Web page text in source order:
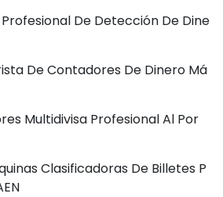
Profesional De Detección De Dine
De Contadores De Dinero Má
Multidivisa Profesional Al Por
Clasificadoras De Billetes P